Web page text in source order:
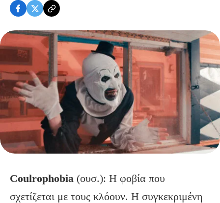
Coulrophobia (ουσ.): Η φοβία που
σχετίζεται με τους κλόουν. Η συγκεκριμένη